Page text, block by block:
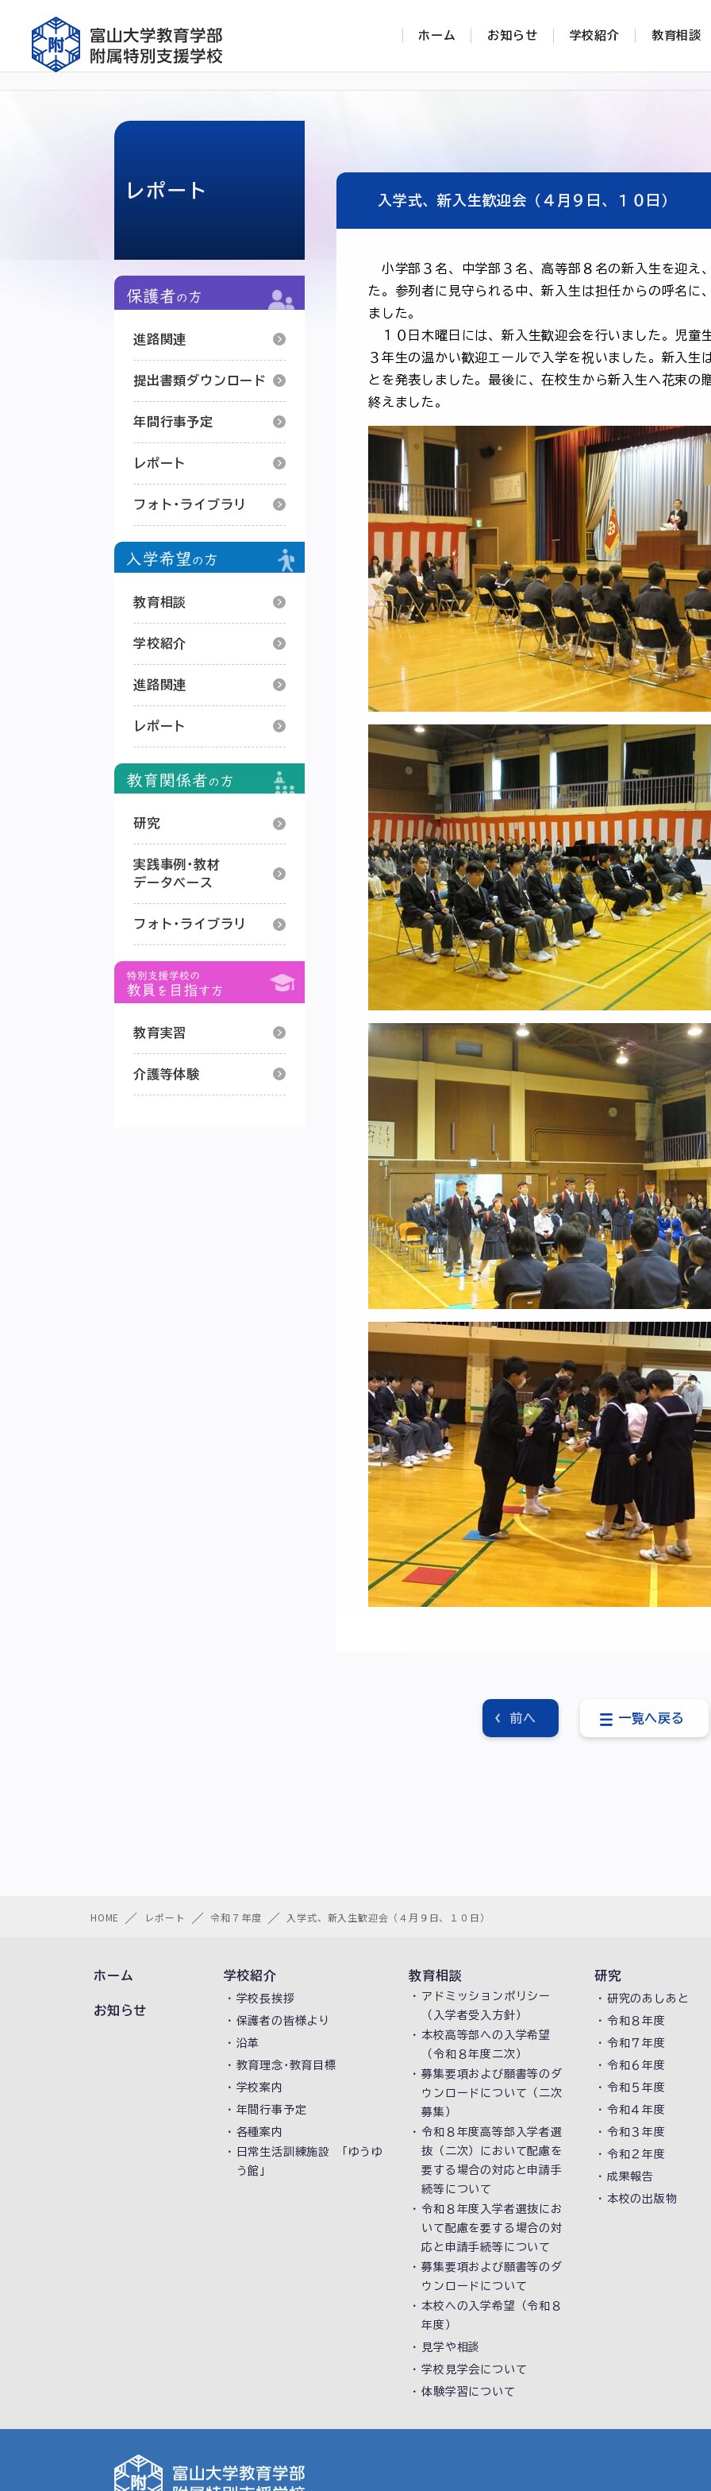
ホーム お知らせ 学校紹介 教育相談
レポート
入学式、新入生歓迎会（４月９日、１０日）
小学部３名、中学部３名、高等部８名の新入生を迎え
た。参列者に見守られる中、新入生は担任からの呼名に
ました。
１０日木曜日には、新入生歓迎会を行いました。児童
３年生の温かい歓迎エールで入学を祝いました。新入生
とを発表しました。最後に、在校生から新入生へ花束の
終えました。
一覧へ戻る
前へ
進路関連
提出書類ダウンロード
年間行事予定
レポート
フォト･ライブラリ
教育相談
学校紹介
進路関連
レポート
研究
実践事例･教材
データベース
フォト･ライブラリ
教育実習
介護等体験
HOME レポート 令和７年度 入学式、新入生歓迎会（４月９日、１０日）
ホーム
お知らせ
学校紹介
学校長挨拶
保護者の皆様より
沿革
教育理念･教育目標
学校案内
年間行事予定
各種案内
日常生活訓練施設 「ゆうゆ
う館」
教育相談
アドミッションポリシー
（入学者受入方針）
本校高等部への入学希望
（令和８年度二次）
募集要項および願書等のダ
ウンロードについて（二次
募集）
令和８年度高等部入学者選
抜（二次）において配慮を
要する場合の対応と申請手
続等について
令和８年度入学者選抜にお
いて配慮を要する場合の対
応と申請手続等について
募集要項および願書等のダ
ウンロードについて
本校への入学希望（令和８
年度）
見学や相談
学校見学会について
体験学習について
研究
研究のあしあと
令和８年度
令和７年度
令和６年度
令和５年度
令和４年度
令和３年度
令和２年度
成果報告
本校の出版物